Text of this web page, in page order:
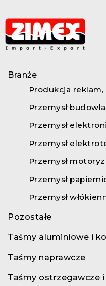
Zimex-Branże-
Branże
Produkcja
Przemysł
Przemysł
Przemysł
Przemysł
Przemysł
Przemysł
Pozostałe
Taśmy aluminiowe i
Taśmy naprawcze
Taśmy ostrzegawcze i